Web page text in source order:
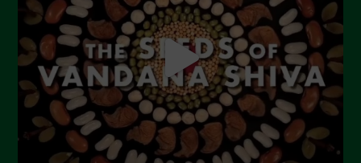
Luglio 2023
Giugno 2023
Maggio 2023
Aprile 2023
Marzo 2023
Febbraio 2023